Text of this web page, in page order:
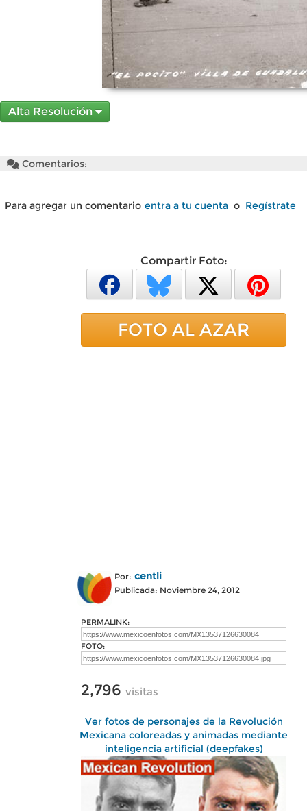
Alta Resolución
Comentarios:
Para agregar un comentario entra a tu cuenta o Regístrate
Compartir Foto:
FOTO AL AZAR
Por: centli
Publicada: Noviembre 24, 2012
PERMALINK:
FOTO:
2,796 visitas
Ver fotos de personajes de la Revolución
Mexicana coloreadas y animadas mediante
inteligencia artificial (deepfakes)